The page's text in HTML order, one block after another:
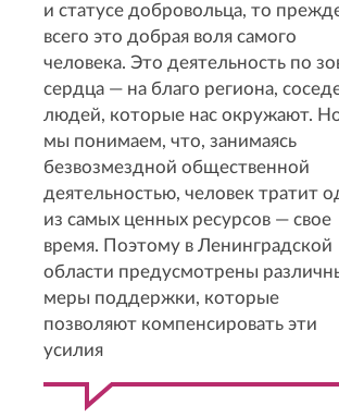
и статусе добровольца, то
всего это добрая воля самого
человека. Это деятельность по
сердца — на благо региона,
людей, которые нас окружают.
мы понимаем, что, занимаясь
безвозмездной общественной
деятельностью, человек тратит
из самых ценных ресурсов — свое
время. Поэтому в Ленинградской
области предусмотрены
меры поддержки, которые
позволяют компенсировать эти
усилия